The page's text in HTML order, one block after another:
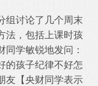
组讨论了几个周末
法，包括上课时孩
学敏锐地发问：
的孩子纪律不好怎
友【央财同学表示